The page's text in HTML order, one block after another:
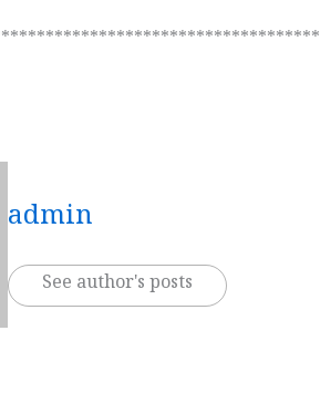
admin
See author's posts